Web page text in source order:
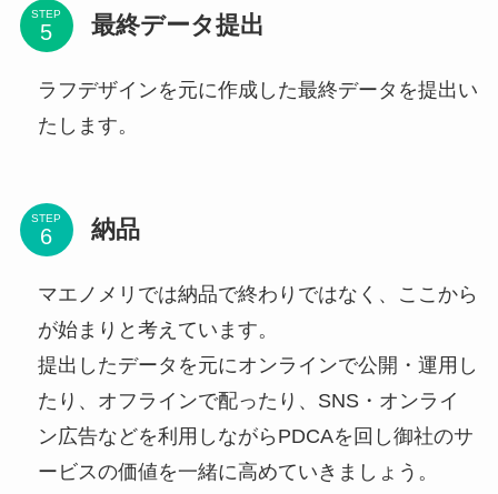
STEP 最終データ提出
ラフデザインを元に作成した最終データを提出い
たします。
STEP 納品
マエノメリでは納品で終わりではなく、ここから
が始まりと考えています。
提出したデータを元にオンラインで公開・運用し
たり、オフラインで配ったり、SNS・オンライ
ン広告などを利用しながらPDCAを回し御社のサ
ービスの価値を一緒に高めていきましょう。